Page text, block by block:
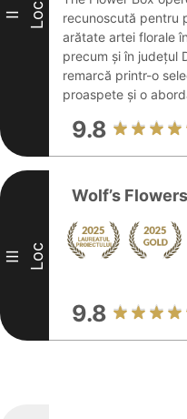
II Loc
recunoscută pentru
arătate artei florale
precum și în județul
remarcă printr-o
proaspete și o
9.8
III Loc
Wolf’s Flowers
9.8